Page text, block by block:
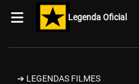
Legenda Oficial
➔ LEGENDAS FILMES